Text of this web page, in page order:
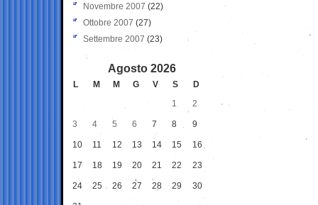
Novembre 2007 (22)
Ottobre 2007 (27)
Settembre 2007 (23)
Agosto 2026
L M M G V S
D
1
2
3 4 5 6 7 8 9
10 11 12 13 14 15 16
17 18 19 20 21 22 23
24 25 26 27 28 29 30